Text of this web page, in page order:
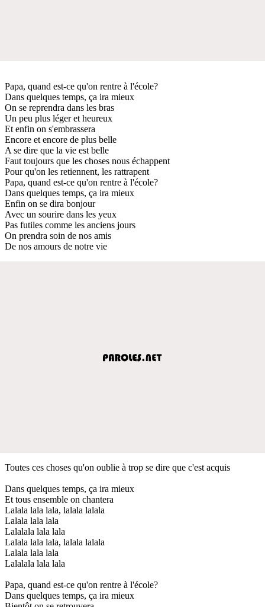
Papa, quand est-ce qu'on rentre à l'école?
Dans quelques temps, ça ira mieux
On se reprendra dans les bras
Un peu plus léger et heureux
Et enfin on s'embrassera
Encore et encore de plus belle
A se dire que la vie est belle
Faut toujours que les choses nous échappent
Pour qu'on les retiennent, les rattrapent
Papa, quand est-ce qu'on rentre à l'école?
Dans quelques temps, ça ira mieux
Enfin on se dira bonjour
Avec un sourire dans les yeux
Pas futiles comme les anciens jours
On prendra soin de nos amis
De nos amours de notre vie
Toutes ces choses qu'on oublie à trop se dire que c'est acquis
Dans quelques temps, ça ira mieux
Et tous ensemble on chantera
Lalala lala lala, lalala lalala
Lalala lala lala
Lalalala lala lala
Lalala lala lala, lalala lalala
Lalala lala lala
Lalalala lala lala
Papa, quand est-ce qu'on rentre à l'école?
Dans quelques temps, ça ira mieux